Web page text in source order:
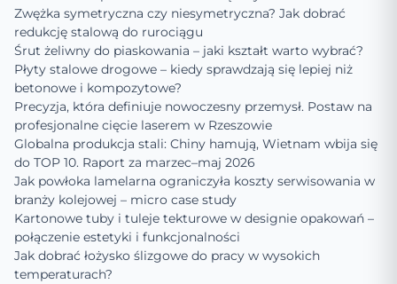
Zwężka symetryczna czy niesymetryczna? Jak dobrać
redukcję stalową do rurociągu
Śrut żeliwny do piaskowania – jaki kształt warto wybrać?
Płyty stalowe drogowe – kiedy sprawdzają się lepiej niż
betonowe i kompozytowe?
Precyzja, która definiuje nowoczesny przemysł. Postaw na
profesjonalne cięcie laserem w Rzeszowie
Globalna produkcja stali: Chiny hamują, Wietnam wbija się
do TOP 10. Raport za marzec–maj 2026
Jak powłoka lamelarna ograniczyła koszty serwisowania w
branży kolejowej – micro case study
Kartonowe tuby i tuleje tekturowe w designie opakowań –
połączenie estetyki i funkcjonalności
Jak dobrać łożysko ślizgowe do pracy w wysokich
temperaturach?